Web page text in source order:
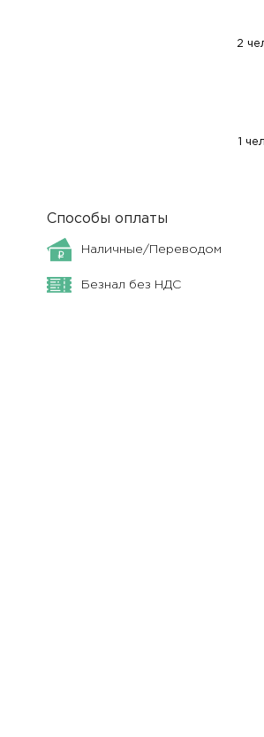
2
1 чел.
Способы оплаты
Наличные/Переводом
Безнал без НДС